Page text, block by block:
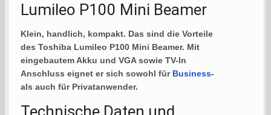
Lumileo P100 Mini Beamer
Klein, handlich, kompakt. Das sind die Vorteile
des Toshiba Lumileo P100 Mini Beamer. Mit
eingebautem Akku und VGA sowie TV-In
Anschluss eignet er sich sowohl für Business-
als auch für Privatanwender.